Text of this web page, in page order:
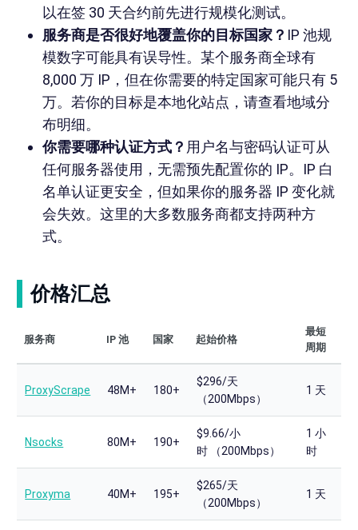
以在签 30 天合约前先进行规模化测试。
服务商是否很好地覆盖你的目标国家？ IP 池规
模数字可能具有误导性。某个服务商全球有
8,000 万 IP，但在你需要的特定国家可能只有 5
万。若你的目标是本地化站点，请查看地域分
布明细。
你需要哪种认证方式？ 用户名与密码认证可从
任何服务器使用，无需预先配置你的 IP。IP 白
名单认证更安全，但如果你的服务器 IP 变化就
会失效。这里的大多数服务商都支持两种方
式。
价格汇总
服务商 IP 池 国家 起始价格
最短
周期
ProxyScrape 48M+ 180+
$296/天
（200Mbps）
1 天
Nsocks 80M+ 190+
$9.66/小
时 （200Mbps）
1 小
时
Proxyma 40M+ 195+
$265/天
（200Mbps）
1 天